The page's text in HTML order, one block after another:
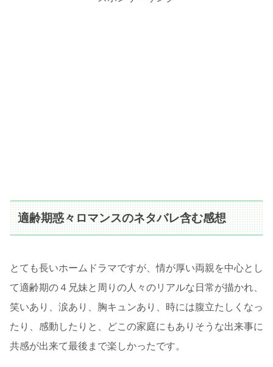
適齢期惑々ロマンスのネタバレ含む感想
とても長いホームドラマですが、情が厚い両親を中心とし
て適齢期の４兄妹と周りの人々のリアルな日常が描かれ、
笑いあり、涙あり、胸キュンあり、時には腹立たしくなっ
たり、感動したりと、どこの家庭にもありそうな出来事に
共感が出来て最後まで楽しかったです。